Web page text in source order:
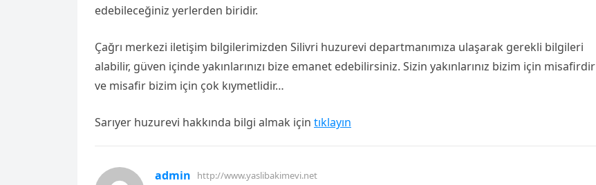
edebileceğiniz yerlerden biridir.
Çağrı merkezi iletişim bilgilerimizden Silivri huzurevi departmanımıza ulaşarak gerekli bilgileri
alabilir, güven içinde yakınlarınızı bize emanet edebilirsiniz. Sizin yakınlarınız bizim için misafirdir
ve misafir bizim için çok kıymetlidir…
Sarıyer huzurevi hakkında bilgi almak için tıklayın
admin http://www.yaslibakimevi.net